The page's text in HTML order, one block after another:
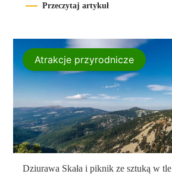
Przeczytaj artykuł
Dziurawa Skała i piknik ze sztuką w tle
Atrakcje przyrodnicze